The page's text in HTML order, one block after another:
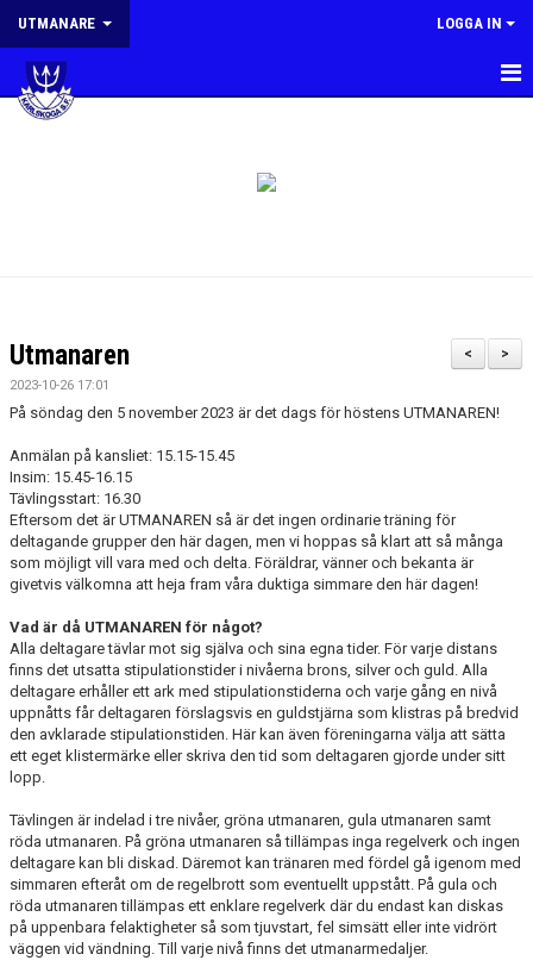
UTMANARE LOGGA IN
HEM
>
<
Utmanaren
2023-10-26 17:01
På söndag den 5 november 2023 är det dags för höstens UTMANAREN!
Anmälan på kansliet: 15.15-15.45
Insim: 15.45-16.15
Tävlingsstart: 16.30
Eftersom det är UTMANAREN så är det ingen ordinarie träning för
deltagande grupper den här dagen, men vi hoppas så klart att så många
som möjligt vill vara med och delta. Föräldrar, vänner och bekanta är
givetvis välkomna att heja fram våra duktiga simmare den här dagen!
Vad är då UTMANAREN för något?
Alla deltagare tävlar mot sig själva och sina egna tider. För varje distans
finns det utsatta stipulationstider i nivåerna brons, silver och guld. Alla
deltagare erhåller ett ark med stipulationstiderna och varje gång en nivå
uppnåtts får deltagaren förslagsvis en guldstjärna som klistras på bredvid
den avklarade stipulationstiden. Här kan även föreningarna välja att sätta
ett eget klistermärke eller skriva den tid som deltagaren gjorde under sitt
lopp.
Tävlingen är indelad i tre nivåer, gröna utmanaren, gula utmanaren samt
röda utmanaren. På gröna utmanaren så tillämpas inga regelverk och ingen
deltagare kan bli diskad. Däremot kan tränaren med fördel gå igenom med
simmaren efteråt om de regelbrott som eventuellt uppstått. På gula och
röda utmanaren tillämpas ett enklare regelverk där du endast kan diskas
på uppenbara felaktigheter så som tjuvstart, fel simsätt eller inte vidrört
väggen vid vändning. Till varje nivå finns det utmanarmedaljer.